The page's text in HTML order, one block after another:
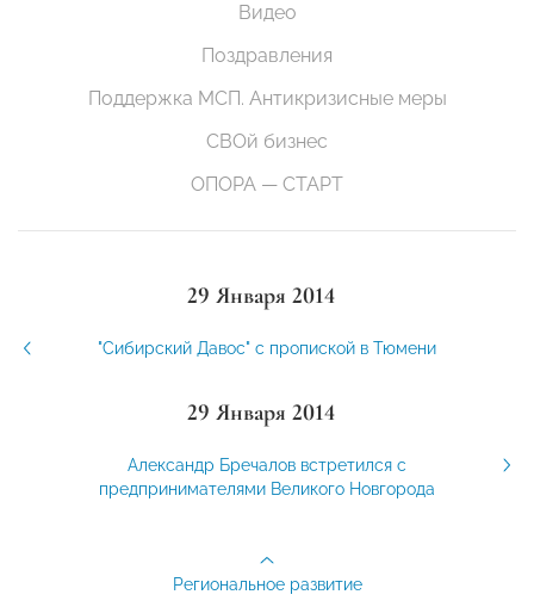
Видео
Поздравления
Поддержка МСП. Антикризисные меры
СВОй бизнес
ОПОРА — СТАРТ
29 Января 2014
"Сибирский Давос" с пропиской в Тюмени
29 Января 2014
Александр Бречалов встретился с
предпринимателями Великого Новгорода
Региональное развитие